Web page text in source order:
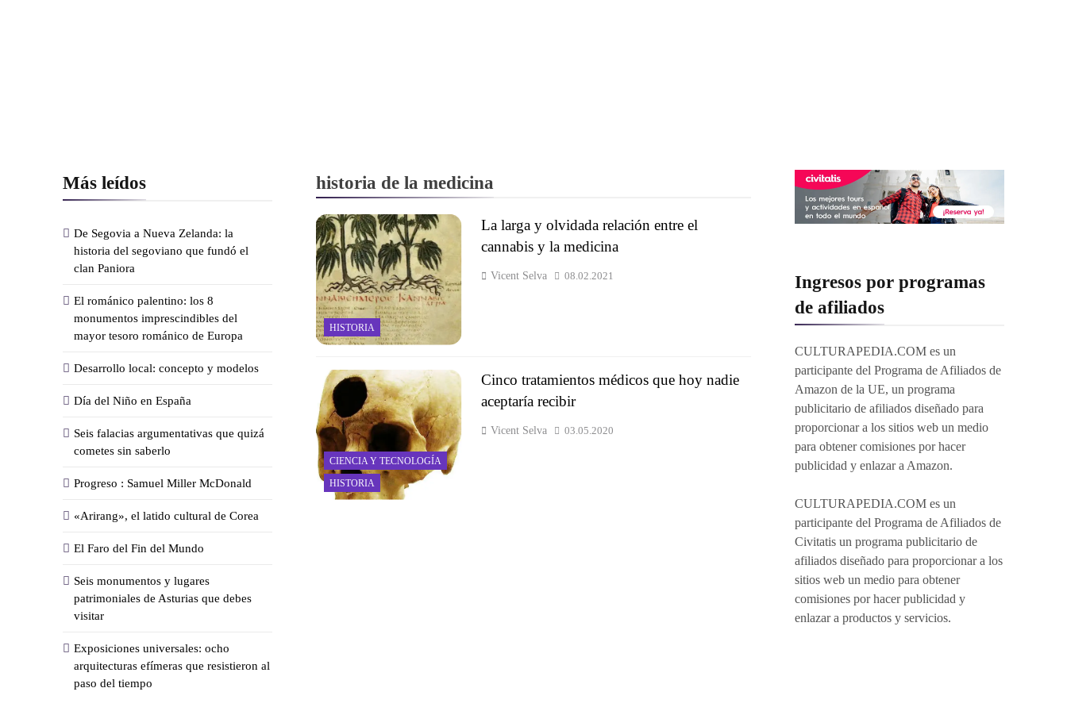
Más leídos
De Segovia a Nueva Zelanda: la
historia del segoviano que fundó el
clan Paniora
El románico palentino: los 8
monumentos imprescindibles del
mayor tesoro románico de Europa
Desarrollo local: concepto y modelos
Día del Niño en España
Seis falacias argumentativas que quizá
cometes sin saberlo
Progreso : Samuel Miller McDonald
«Arirang», el latido cultural de Corea
El Faro del Fin del Mundo
Seis monumentos y lugares
patrimoniales de Asturias que debes
visitar
Exposiciones universales: ocho
arquitecturas efímeras que resistieron al
paso del tiempo
historia de la medicina
HISTORIA
La larga y olvidada relación entre el
cannabis y la medicina
Vicent Selva 08.02.2021
CIENCIA Y TECNOLOGÍA
HISTORIA
Cinco tratamientos médicos que hoy nadie
aceptaría recibir
Vicent Selva 03.05.2020
Ingresos por programas
de afiliados
CULTURAPEDIA.COM es un
participante del Programa de Afiliados de
Amazon de la UE, un programa
publicitario de afiliados diseñado para
proporcionar a los sitios web un medio
para obtener comisiones por hacer
publicidad y enlazar a Amazon.
CULTURAPEDIA.COM es un
participante del Programa de Afiliados de
Civitatis un programa publicitario de
afiliados diseñado para proporcionar a los
sitios web un medio para obtener
comisiones por hacer publicidad y
enlazar a productos y servicios.